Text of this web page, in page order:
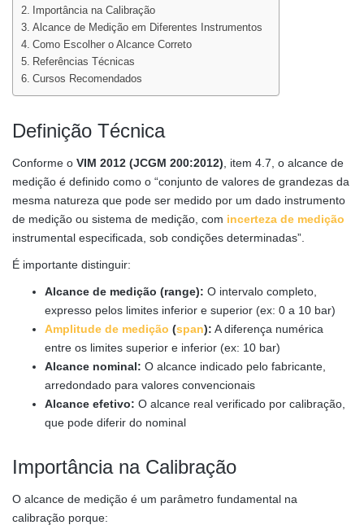
Importância na Calibração
Alcance de Medição em Diferentes Instrumentos
Como Escolher o Alcance Correto
Referências Técnicas
Cursos Recomendados
Definição Técnica
Conforme o VIM 2012 (JCGM 200:2012) , item 4.7, o alcance de
medição é definido como o “conjunto de valores de grandezas da
mesma natureza que pode ser medido por um dado instrumento
de medição ou sistema de medição, com incerteza de medição
instrumental especificada, sob condições determinadas”.
É importante distinguir:
Alcance de medição (range): O intervalo completo,
expresso pelos limites inferior e superior (ex: 0 a 10 bar)
Amplitude de medição (span): A diferença numérica
entre os limites superior e inferior (ex: 10 bar)
Alcance nominal: O alcance indicado pelo fabricante,
arredondado para valores convencionais
Alcance efetivo: O alcance real verificado por calibração,
que pode diferir do nominal
Importância na Calibração
O alcance de medição é um parâmetro fundamental na
calibração porque: